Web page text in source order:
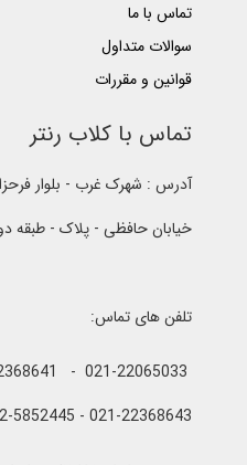
تماس با ما
سوالات متداول
قوانین و مقررات
تماس با کلاب رنتر
آدرس : شهرک غرب - بلوار
خیابان حافظی - پلاک - طبقه
تلفن های تماس:
021-22368643 - 0912-5852445